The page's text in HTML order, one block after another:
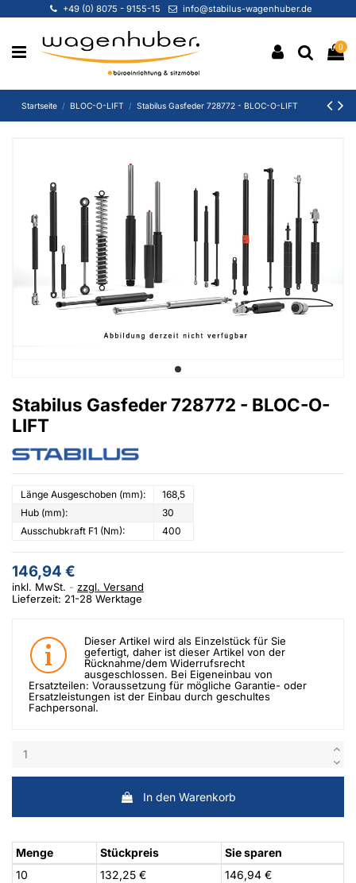
+49 (0) 8075 - 9155-15 info@stabilus-wagenhuber.de
0
Startseite BLOC-O-LIFT Stabilus Gasfeder 728772 - BLOC-O-LIFT
Stabilus Gasfeder 728772 - BLOC-O-
LIFT
Länge Ausgeschoben (mm):
168,5
Hub (mm):
30
Ausschubkraft F1 (Nm):
400
146,94 €
inkl. MwSt.
zzgl. Versand
Lieferzeit: 21-28 Werktage
Dieser Artikel wird als Einzelstück für Sie
gefertigt, daher ist dieser Artikel von der
Rücknahme/dem Widerrufsrecht
ausgeschlossen. Bei Eigeneinbau von
Ersatzteilen: Voraussetzung für mögliche Garantie- oder
Ersatzleistungen ist der Einbau durch geschultes
Fachpersonal.
In den Warenkorb
Menge Stückpreis
Sie sparen
10
132,25 € 146,94 €